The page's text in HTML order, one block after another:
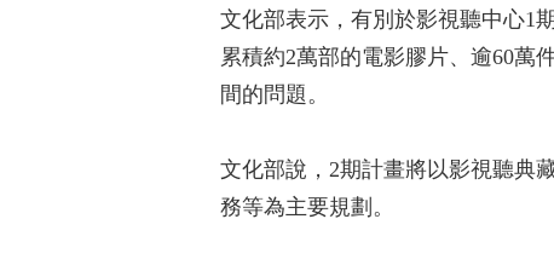
文化部表示，有別於影視聽中心1
累積約2萬部的電影膠片、逾60萬
間的問題。
文化部說，2期計畫將以影視聽典
務等為主要規劃。